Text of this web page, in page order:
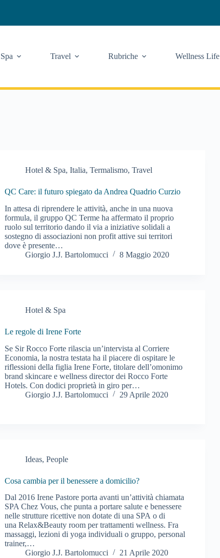
Travel Rubriche Wellness Life
Hotel & Spa,Italia,Termalismo,Travel
QC Care: il futuro spiegato da Andrea Quadrio Curzio
In attesa di riprendere le attività, anche in una nuova
formula, il gruppo QC Terme ha affermato il proprio
ruolo sul territorio dando il via a iniziative solidali a
sostegno di associazioni non profit attive sui territori
dove è presente…
Giorgio J.J. Bartolomucci
8 Maggio 2020
Hotel & Spa
Le regole di Irene Forte
Se Sir Rocco Forte rilascia un’intervista al Corriere
Economia, la nostra testata ha il piacere di ospitare le
riflessioni della figlia Irene Forte, titolare dell’omonimo
brand skincare e wellness director dei Rocco Forte
Hotels. Con dodici proprietà in giro per…
Giorgio J.J. Bartolomucci
29 Aprile 2020
Ideas,People
Cosa cambia per il benessere a domicilio?
Dal 2016 Irene Pastore porta avanti un’attività chiamata
SPA Chez Vous, che punta a portare salute e benessere
nelle strutture ricettive non dotate di una SPA o di
una Relax&Beauty room per trattamenti wellness. Fra
massaggi, lezioni di yoga individuali o gruppo, personal
trainer,…
Giorgio J.J. Bartolomucci
21 Aprile 2020